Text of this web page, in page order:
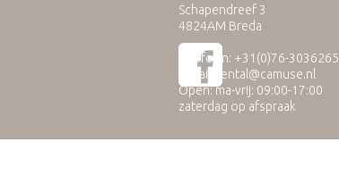
Schapendreef 3
4824AM Breda
Telefoon: +31(0)76-3036265
E-mail:
rental@camuse.nl
Open: ma-vrij: 09:00-17:00
zaterdag op afspraak